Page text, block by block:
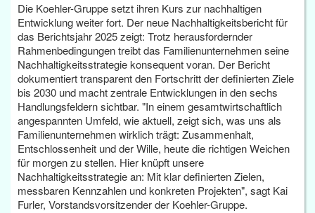
Die Koehler-Gruppe setzt ihren Kurs zur nachhaltigen
Entwicklung weiter fort. Der neue Nachhaltigkeitsbericht für
das Berichtsjahr 2025 zeigt: Trotz herausfordernder
Rahmenbedingungen treibt das Familienunternehmen seine
Nachhaltigkeitsstrategie konsequent voran. Der Bericht
dokumentiert transparent den Fortschritt der definierten Ziele
bis 2030 und macht zentrale Entwicklungen in den sechs
Handlungsfeldern sichtbar. "In einem gesamtwirtschaftlich
angespannten Umfeld, wie aktuell, zeigt sich, was uns als
Familienunternehmen wirklich trägt: Zusammenhalt,
Entschlossenheit und der Wille, heute die richtigen Weichen
für morgen zu stellen. Hier knüpft unsere
Nachhaltigkeitsstrategie an: Mit klar definierten Zielen,
messbaren Kennzahlen und konkreten Projekten", sagt Kai
Furler, Vorstandsvorsitzender der Koehler-Gruppe.